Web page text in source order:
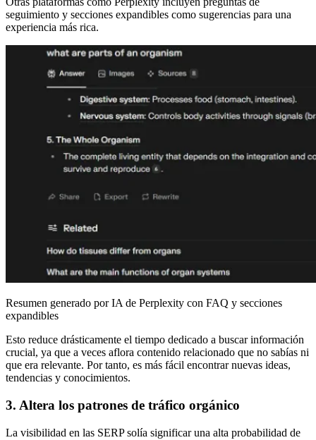
seguimiento y secciones expandibles como sugerencias para una
experiencia más rica.
Resumen generado por IA de Perplexity con FAQ y secciones
expandibles
Esto reduce drásticamente el tiempo dedicado a buscar información
crucial, ya que a veces aflora contenido relacionado que no sabías ni
que era relevante. Por tanto, es más fácil encontrar nuevas ideas,
tendencias y conocimientos.
3. Altera los patrones de tráfico orgánico
La visibilidad en las SERP solía significar una alta probabilidad de